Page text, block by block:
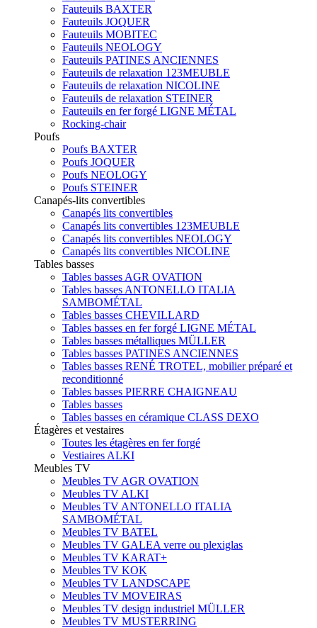
Fauteuils BAXTER
Fauteuils JOQUER
Fauteuils MOBITEC
Fauteuils NEOLOGY
Fauteuils PATINES ANCIENNES
Fauteuils de relaxation 123MEUBLE
Fauteuils de relaxation NICOLINE
Fauteuils de relaxation STEINER
Fauteuils en fer forgé LIGNE MÉTAL
Rocking-chair
Poufs
Poufs BAXTER
Poufs JOQUER
Poufs NEOLOGY
Poufs STEINER
Canapés-lits convertibles
Canapés lits convertibles
Canapés lits convertibles 123MEUBLE
Canapés lits convertibles NEOLOGY
Canapés lits convertibles NICOLINE
Tables basses
Tables basses AGR OVATION
Tables basses ANTONELLO ITALIA
SAMBOMÉTAL
Tables basses CHEVILLARD
Tables basses en fer forgé LIGNE MÉTAL
Tables basses métalliques MÜLLER
Tables basses PATINES ANCIENNES
Tables basses RENÉ TROTEL, mobilier préparé et
reconditionné
Tables basses PIERRE CHAIGNEAU
Tables basses
Tables basses en céramique CLASS DEXO
Étagères et vestaires
Toutes les étagères en fer forgé
Vestiaires ALKI
Meubles TV
Meubles TV AGR OVATION
Meubles TV ALKI
Meubles TV ANTONELLO ITALIA
SAMBOMÉTAL
Meubles TV BATEL
Meubles TV GALEA verre ou plexiglas
Meubles TV KARAT+
Meubles TV KOK
Meubles TV LANDSCAPE
Meubles TV MOVEIRAS
Meubles TV design industriel MÜLLER
Meubles TV MUSTERRING